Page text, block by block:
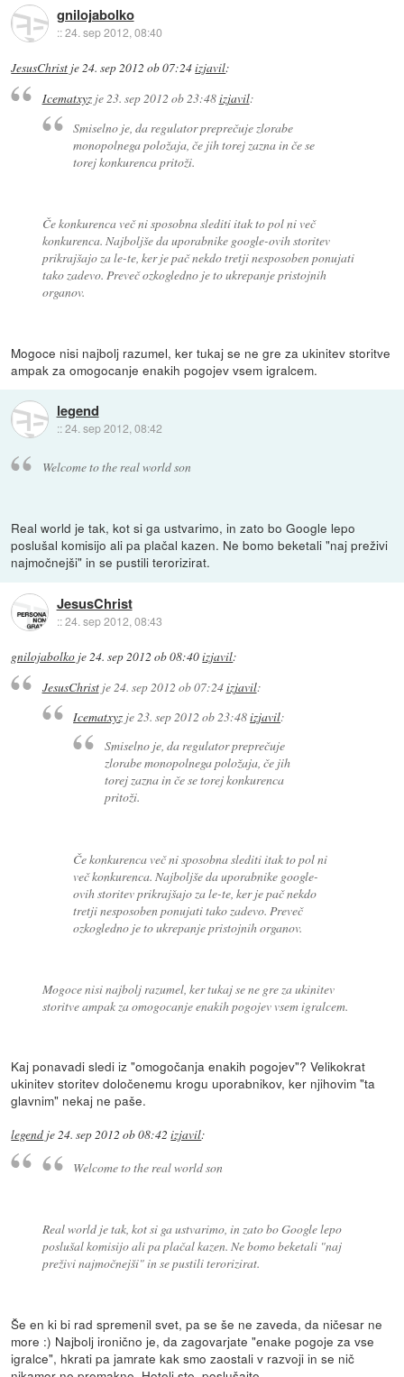
gnilojabolko
::24. sep 2012, 08:40
JesusChrist je24. sep 2012 ob 07:24izjavil:
Icematxyzje23. sep 2012 ob 23:48izjavil:
Smiselno je, da regulator preprečuje zlorabe
monopolnega položaja, če jih torej zazna in če se
torej konkurenca pritoži.
Če konkurenca več ni sposobna slediti itak to pol ni več
konkurenca. Najboljše da uporabnike google-ovih storitev
prikrajšajo za le-te, ker je pač nekdo tretji nesposoben ponujati
tako zadevo. Preveč ozkogledno je to ukrepanje pristojnih
organov.
Mogoce nisi najbolj razumel, ker tukaj se ne gre za ukinitev storitve
ampak za omogocanje enakih pogojev vsem igralcem.
legend
::24. sep 2012, 08:42
Welcome to the real world son
Real world je tak, kot si ga ustvarimo, in zato bo Google lepo
poslušal komisijo ali pa plačal kazen. Ne bomo beketali "naj preživi
najmočnejši" in se pustili terorizirat.
JesusChrist
::24. sep 2012, 08:43
gnilojabolko je24. sep 2012 ob 08:40izjavil:
JesusChristje24. sep 2012 ob 07:24izjavil:
Icematxyz je 23. sep 2012 ob 23:48izjavil:
Smiselno je, da regulator preprečuje
zlorabe monopolnega položaja, če jih
torej zazna in če se torej konkurenca
pritoži.
Če konkurenca več ni sposobna slediti itak to pol ni
več konkurenca. Najboljše da uporabnike google-
ovih storitev prikrajšajo za le-te, ker je pač nekdo
tretji nesposoben ponujati tako zadevo. Preveč
ozkogledno je to ukrepanje pristojnih organov.
Mogoce nisi najbolj razumel, ker tukaj se ne gre za ukinitev
storitve ampak za omogocanje enakih pogojev vsem igralcem.
Kaj ponavadi sledi iz "omogočanja enakih pogojev"? Velikokrat
ukinitev storitev določenemu krogu uporabnikov, ker njihovim "ta
glavnim" nekaj ne paše.
legend je24. sep 2012 ob 08:42 izjavil:
Welcome to the real world son
Real world je tak, kot si ga ustvarimo, in zato bo Google lepo
poslušal komisijo ali pa plačal kazen. Ne bomo beketali "naj
preživi najmočnejši" in se pustili terorizirat.
Še en ki bi rad spremenil svet, pa se še ne zaveda, da ničesar ne
more :) Najbolj ironično je, da zagovarjate "enake pogoje za vse
igralce", hkrati pa jamrate kak smo zaostali v razvoji in se nič